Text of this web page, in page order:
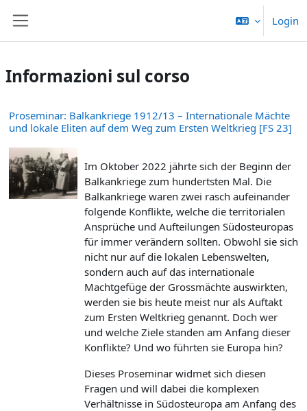
Login
Informazioni sul corso
Proseminar: Balkankriege 1912/13 – Internationale Mächte
und lokale Eliten auf dem Weg zum Ersten Weltkrieg [FS 23]
Im Oktober 2022 jährte sich der Beginn der
Balkankriege zum hundertsten Mal. Die
Balkankriege waren zwei rasch aufeinander
folgende Konflikte, welche die territorialen
Ansprüche und Aufteilungen Südosteuropas
für immer verändern sollten. Obwohl sie sich
nicht nur auf die lokalen Lebenswelten,
sondern auch auf das internationale
Machtgefüge der Grossmächte auswirkten,
werden sie bis heute meist nur als Auftakt
zum Ersten Weltkrieg genannt. Doch wer
und welche Ziele standen am Anfang dieser
Konflikte? Und wo führten sie Europa hin?
Dieses Proseminar widmet sich diesen
Fragen und will dabei die komplexen
Verhältnisse in Südosteuropa am Anfang des